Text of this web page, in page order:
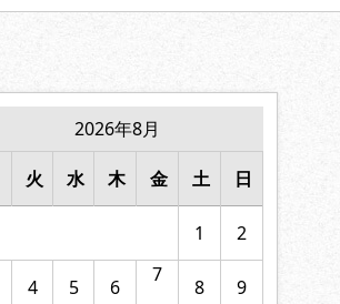
2026年8月
火 水 木 金 土 日
1 2
4 5 6
7
8 9